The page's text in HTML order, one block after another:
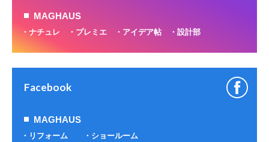
MAGHAUS
ナチュレ プレミエ アイデア帖 設計部
Facebook
MAGHAUS
リフォーム ショールーム